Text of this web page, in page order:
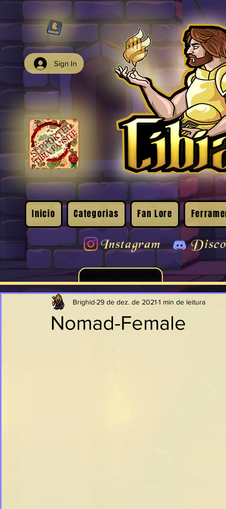
Sign In
Inicio Categorias Fan Lore
Instagram
Nomad-Female
Brighid 29 de dez. de 2021 1 min de leitura